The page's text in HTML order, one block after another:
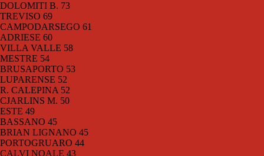
DOLOMITI B. 73
TREVISO 69
CAMPODARSEGO 61
ADRIESE 60
VILLA VALLE 58
MESTRE 54
BRUSAPORTO 53
LUPARENSE 52
R. CALEPINA 52
CJARLINS M. 50
ESTE 49
BASSANO 45
BRIAN LIGNANO 45
PORTOGRUARO 44
CALVI NOALE 43